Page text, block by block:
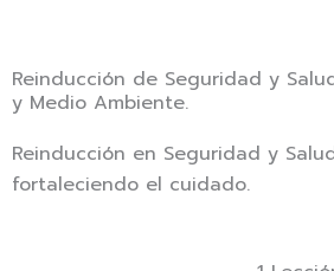
Reinducción de Seguridad y
y Medio Ambiente.
Reinducción en Seguridad y
fortaleciendo el cuidado.